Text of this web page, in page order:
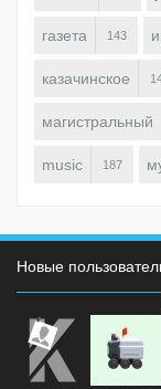
газета 143
казачинское
магистральный
music 187
Новые